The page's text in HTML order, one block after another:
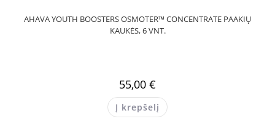
AHAVA YOUTH BOOSTERS OSMOTER™ CONCENTRATE PAAKIŲ
KAUKĖS, 6 VNT.
55,00 €
Į krepšelį